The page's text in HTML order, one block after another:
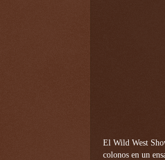
El Wild West
colonos en un